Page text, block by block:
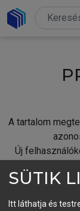
A tartalom
Új
SÜTIK
Itt láthatja és